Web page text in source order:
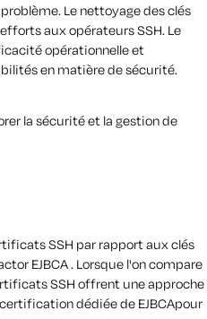
Le nettoyage des clés
aux opérateurs SSH. Le
opérationnelle et
en matière de sécurité.
la sécurité et la gestion de
SSH par rapport aux clés
EJBCA . Lorsque l'on compare
SSH offrent une approche
dédiée de EJBCApour